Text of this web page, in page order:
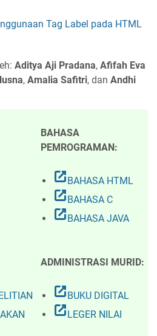
Tag Label pada HTML
Aditya Aji Pradana, Afifah Eva
, Amalia Safitri, dan Andhi
BAHASA
PEMROGRAMAN:
open_in_new BAHASA HTML
open_in_new BAHASA C
open_in_new BAHASA JAVA
ADMINISTRASI MURID:
open_in_new BUKU DIGITAL
open_in_new LEGER NILAI